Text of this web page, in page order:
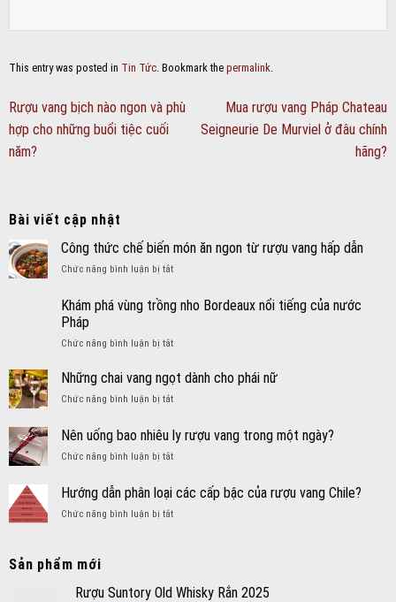
This entry was posted in Tin Tức . Bookmark the permalink
Rượu vang bịch nào ngon và phù
hợp cho những buổi tiệc cuối
năm?
Mua rượu vang Pháp Chateau
Seigneurie De Murviel ở đâu chính
hãng?
Bài viết cập nhật
Công thức chế biến món ăn ngon từ rượu vang hấp dẫn
Chức năng bình luận bị tắtở
thức
chế
món
ngon
từ
rượu
hấp
Khám phá vùng trồng nho Bordeaux nổi tiếng của nước
Pháp
Chức năng bình luận bị tắtở
phá
vùng
trồng
Bordeaux
tiếng
nước
Những chai vang ngọt dành cho phái nữ
Chức năng bình luận bị tắtở
chai
vang
ngọt
cho
nữ
Nên uống bao nhiêu ly rượu vang trong một ngày?
Chức năng bình luận bị tắtở
uống
bao
nhiêu
một
Hướng dẫn phân loại các cấp bậc của rượu vang Chile?
Chức năng bình luận bị tắtở
các
Sản phẩm mới
Rượu Suntory Old Whisky Rắn 2025